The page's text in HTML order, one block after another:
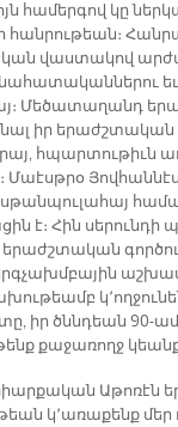
համերգով կը
հանրութեան։
վաստակով
եւ
Մեծատաղանդ
իր երաժշտական
հպարտութիւն
Մաէսթրօ
է։ Հին
երաժշտական
իր ծննդեան 90-
քաջառողջ
Աթոռէն
կ՚առաքենք մեր